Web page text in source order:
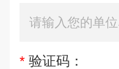
* 验证码：